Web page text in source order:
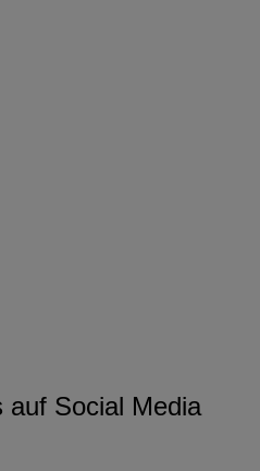
auf Social Media